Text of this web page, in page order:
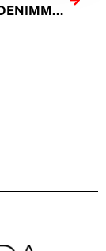
KEINE HERDENIMMUNITÄT